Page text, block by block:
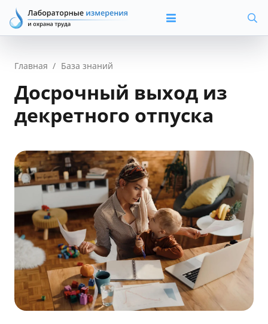
Главная / База знаний
Досрочный выход из
декретного отпуска